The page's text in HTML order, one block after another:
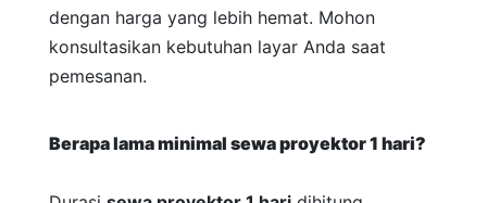
dengan harga yang lebih hemat. Mohon
konsultasikan kebutuhan layar Anda saat
pemesanan.
Berapa lama minimal sewa proyektor 1 hari?